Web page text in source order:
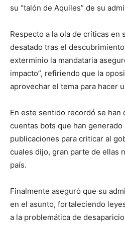
su “talón de Aquiles” de su
Respecto a la ola de críticas en
desatado tras el
exterminio la mandataria
impacto”, refiriendo que la
aprovechar el tema para hacer
En este sentido recordó se han
cuentas bots que han
publicaciones para criticar al
cuales dijo, gran parte de ellas
país.
Finalmente aseguró que su
en el asunto, fortaleciendo
a la problemática de